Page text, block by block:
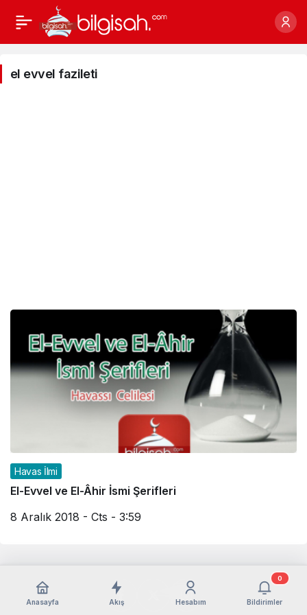
el
evvel
el evvel fazileti
Havas İlmi
El-Evvel ve El-Âhir İsmi Şerifleri
8 Aralık 2018 - Cts - 3:59
Anasayfa Akış Hesabım Bildirimler
0